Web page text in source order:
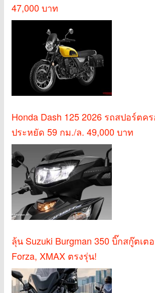
47,000 บาท
Honda Dash 125 2026 รถสปอร์ตค
ประหยัด 59 กม./ล. 49,000 บาท
ลุ้น Suzuki Burgman 350 บิ๊กสกู๊ตเ
Forza, XMAX ตรงรุ่น!